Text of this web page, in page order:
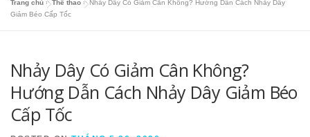
TRANG CHỦ
SỔ MƠ HỎI ĐÁP PHONG THỦY TIN TỨC
Trang chủ »Thể thao »Nhảy Dây Có Giảm Cân Không? Hướng Dẫn Cách Nhảy Dây
Giảm Béo Cấp Tốc
Nhảy Dây Có Giảm Cân Không?
Hướng Dẫn Cách Nhảy Dây Giảm Béo
Cấp Tốc